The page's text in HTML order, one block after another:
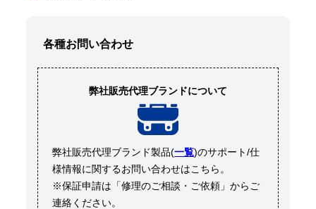
各種お問い合わせ
弊社販売代理ブランドについて
弊社販売代理ブランド製品(一覧)のサポート/仕
様情報に関するお問い合わせはこちら。
※保証申請は「修理のご相談・ご依頼」からご
連絡ください。